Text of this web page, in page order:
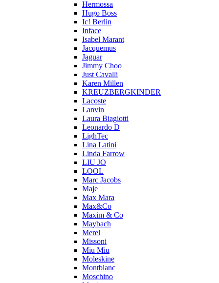
Hermossa
Hugo Boss
Ic! Berlin
Inface
Isabel Marant
Jacquemus
Jaguar
Jimmy Choo
Just Cavalli
Karen Millen
KREUZBERGKINDER
Lacoste
Lanvin
Laura Biagiotti
Leonardo D
LighTec
Lina Latini
Linda Farrow
LIU JO
LOOL
Marc Jacobs
Maje
Max Mara
Max&Co
Maxim & Co
Maybach
Merel
Missoni
Miu Miu
Moleskine
Montblanc
Moschino